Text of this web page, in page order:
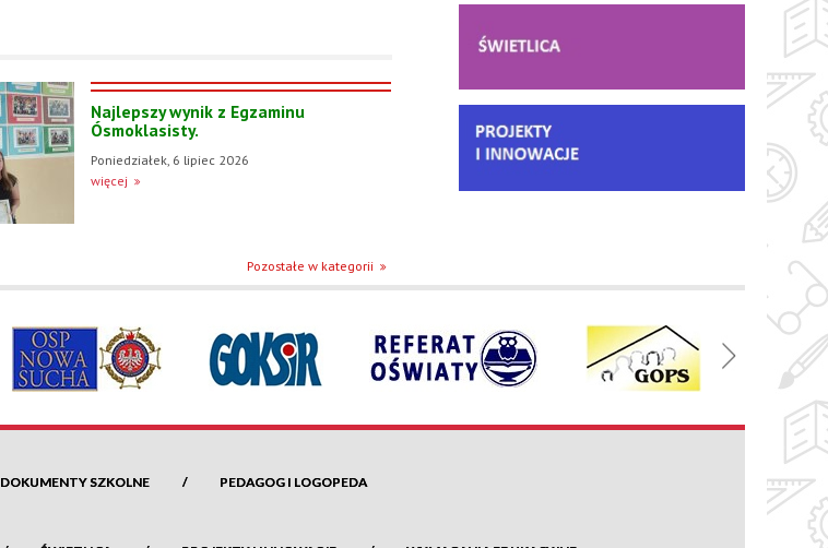
Najlepszy wynik z Egzaminu
Ósmoklasisty.
Poniedziałek, 6 lipiec 2026
więcej
Pozostałe w kategorii
DOKUMENTY SZKOLNE PEDAGOG I LOGOPEDA